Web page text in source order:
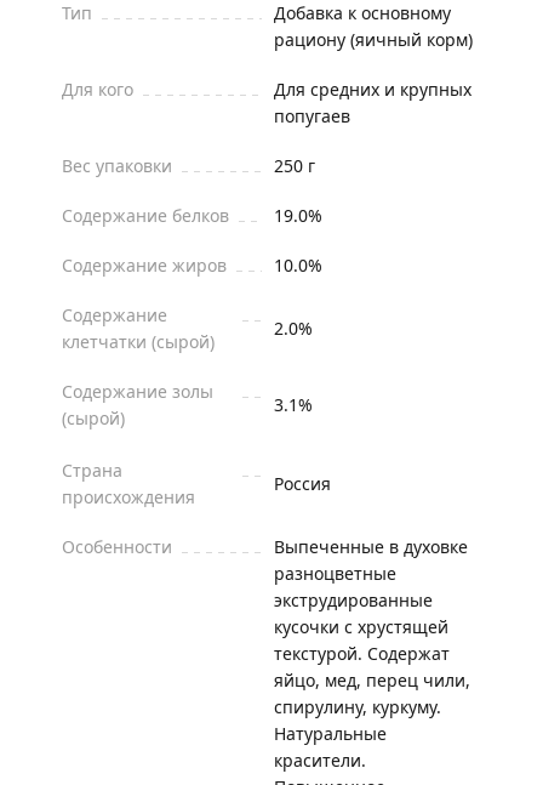
Тип
Добавка к основному
рациону (яичный корм)
Для кого
Для средних и крупных
попугаев
Вес упаковки 250 г
Содержание белков 19.0%
Содержание жиров 10.0%
Содержание
клетчатки (сырой)
2.0%
Содержание золы
(сырой)
3.1%
Страна
происхождения
Россия
Особенности
Выпеченные в духовке
разноцветные
экструдированные
кусочки с хрустящей
текстурой. Содержат
яйцо, мед, перец чили,
спирулину, куркуму.
Натуральные
красители.